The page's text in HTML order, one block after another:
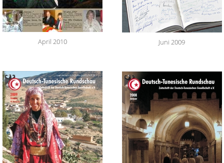
April 2010 Juni 2009